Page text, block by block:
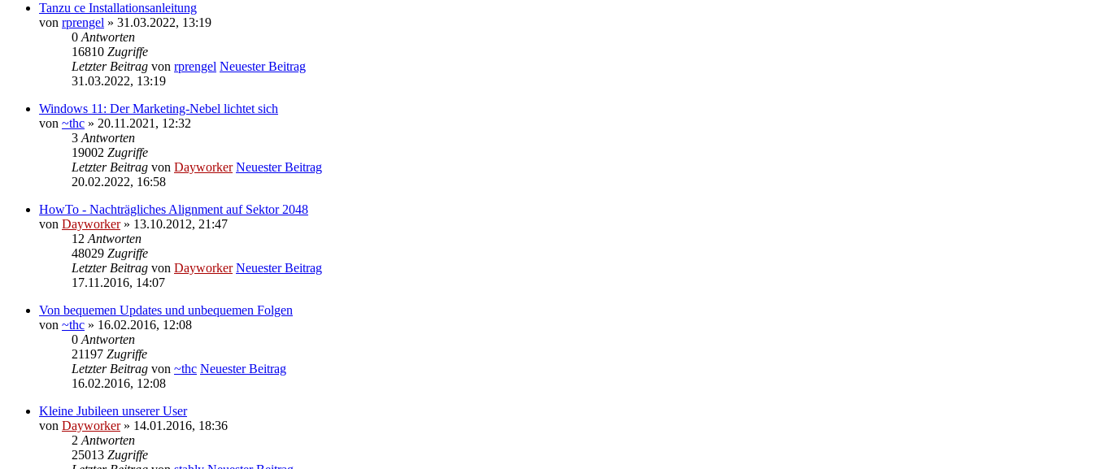
Tanzu ce Installationsanleitung
von rprengel » 31.03.2022, 13:19
0 Antworten
16810 Zugriffe
Letzter Beitrag von rprengel Neuester Beitrag
31.03.2022, 13:19
Windows 11: Der Marketing-Nebel lichtet sich
von ~thc » 20.11.2021, 12:32
3 Antworten
19002 Zugriffe
Letzter Beitrag von Dayworker Neuester Beitrag
20.02.2022, 16:58
HowTo - Nachträgliches Alignment auf Sektor 2048
von Dayworker» 13.10.2012, 21:47
12 Antworten
48029 Zugriffe
Letzter Beitrag von Dayworker Neuester Beitrag
17.11.2016, 14:07
Von bequemen Updates und unbequemen Folgen
von ~thc » 16.02.2016, 12:08
0 Antworten
21197 Zugriffe
Letzter Beitrag von ~thc Neuester Beitrag
16.02.2016, 12:08
Kleine Jubileen unserer User
von Dayworker» 14.01.2016, 18:36
2 Antworten
25013 Zugriffe